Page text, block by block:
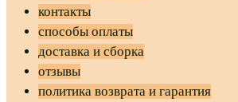
контакты
способы оплаты
доставка и сборка
отзывы
политика возврата и гарантия